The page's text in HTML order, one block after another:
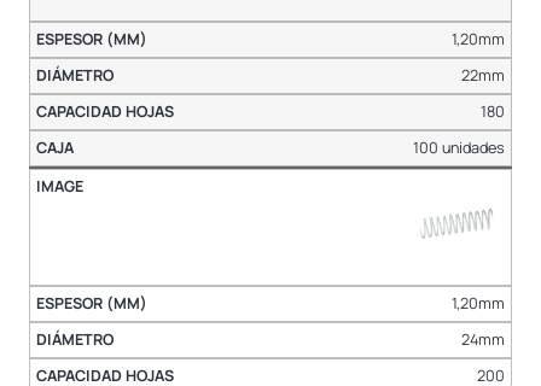
1,20mm
22mm
180
100 unidades
1,20mm
24mm
200